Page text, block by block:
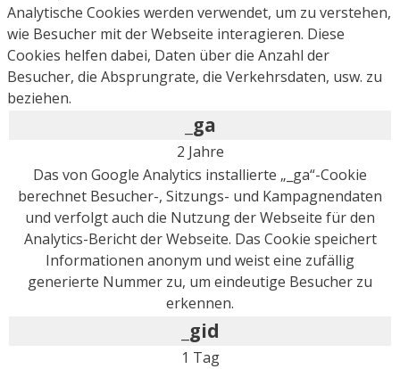
Analytische Cookies werden verwendet, um zu verstehen,
wie Besucher mit der Webseite interagieren. Diese
Cookies helfen dabei, Daten über die Anzahl der
Besucher, die Absprungrate, die Verkehrsdaten, usw. zu
beziehen.
_ga
2 Jahre
Das von Google Analytics installierte „_ga“-Cookie
berechnet Besucher-, Sitzungs- und Kampagnendaten
und verfolgt auch die Nutzung der Webseite für den
Analytics-Bericht der Webseite. Das Cookie speichert
Informationen anonym und weist eine zufällig
generierte Nummer zu, um eindeutige Besucher zu
erkennen.
_gid
1 Tag